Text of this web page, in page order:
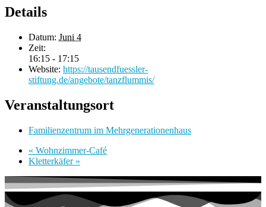
Details
Datum: Juni 4
Zeit:
16:15 - 17:15
Website: https://tausendfuessler-
stiftung.de/angebote/tanzflummis/
Veranstaltungsort
Familienzentrum im Mehrgenerationenhaus
« Wohnzimmer-Café
Kletterkäfer »